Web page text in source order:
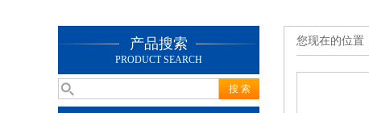
产品搜索
PRODUCT SEARCH
您现在的位置